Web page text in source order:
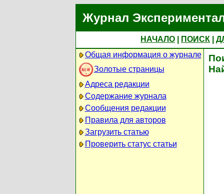
Журнал
НАЧАЛО ПОИСК
Общая информация о журнале
Золотые страницы
Адреса редакции
Содержание журнала
Сообщения редакции
Правила для авторов
Загрузить статью
Проверить статус статьи